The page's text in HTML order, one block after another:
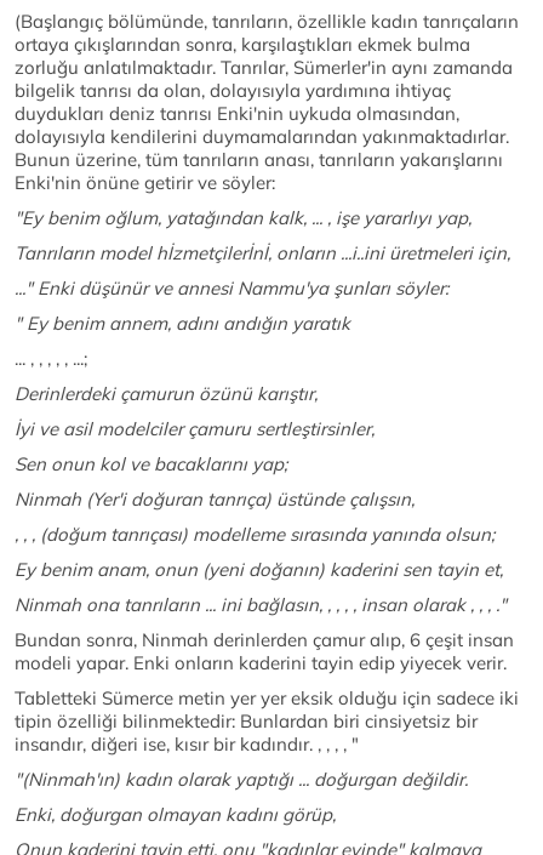
(Başlangıç bölümünde, tanrıların, özellikle kadın tanrıçaların
ortaya çıkışlarından sonra, karşılaştıkları ekmek bulma
zorluğu anlatılmaktadır. Tanrılar, Sümerler'in aynı zamanda
bilgelik tanrısı da olan, dolayısıyla yardımına ihtiyaç
duydukları deniz tanrısı Enki'nin uykuda olmasından,
dolayısıyla kendilerini duymamalarından yakınmaktadırlar.
Bunun üzerine, tüm tanrıların anası, tanrıların yakarışlarını
Enki'nin önüne getirir ve söyler:
"Ey benim oğlum, yatağından kalk, ... , işe yararlıyı yap,
Tanrıların model hİzmetçilerİnİ, onların ...i..ini üretmeleri için,
..." Enki düşünür ve annesi Nammu'ya şunları söyler:
" Ey benim annem, adını andığın yaratık
... , , , , , ...;
Derinlerdeki çamurun özünü karıştır,
İyi ve asil modelciler çamuru sertleştirsinler,
Sen onun kol ve bacaklarını yap;
Ninmah (Yer'i doğuran tanrıça) üstünde çalışsın,
, , , (doğum tanrıçası) modelleme sırasında yanında olsun;
Ey benim anam, onun (yeni doğanın) kaderini sen tayin et,
Ninmah ona tanrıların ... ini bağlasın, , , , , insan olarak , , , ."
Bundan sonra, Ninmah derinlerden çamur alıp, 6 çeşit insan
modeli yapar. Enki onların kaderini tayin edip yiyecek verir.
Tabletteki Sümerce metin yer yer eksik olduğu için sadece iki
tipin özelliği bilinmektedir: Bunlardan biri cinsiyetsiz bir
insandır, diğeri ise, kısır bir kadındır. , , , , "
"(Ninmah'ın) kadın olarak yaptığı ... doğurgan değildir.
Enki, doğurgan olmayan kadını görüp,
Onun kaderini tayin etti, onu "kadınlar evinde" kalmaya